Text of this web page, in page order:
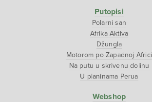
Putopisi
Polarni san
Afrika Aktiva
Džungla
Motorom po Zapadnoj Africi
Na putu u skrivenu dolinu
U planinama Perua
Webshop